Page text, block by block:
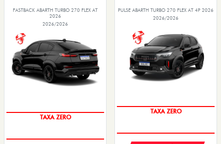
FASTBACK ABARTH TURBO 270 FLEX AT
2026
2026/2026
TAXA ZERO
PULSE ABARTH TURBO 270 FLEX AT 4P 2026
2026/2026
TAXA ZERO